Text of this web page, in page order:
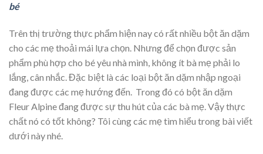
bé
Trên thị trường thực phẩm hiện nay có rất nhiều bột ăn dặm
cho các mẹ thoải mái lựa chọn. Nhưng để chọn được sản
phẩm phù hợp cho bé yêu nhà mình, không ít bà mẹ phải lo
lắng, cân nhắc. Đặc biệt là các loại bột ăn dặm nhập ngoại
đang được các mẹ hướng đến. Trong đó có bột ăn dặm
Fleur Alpine đang được sự thu hút của các bà mẹ. Vậy thực
chất nó có tốt không? Tôi cùng các mẹ tìm hiểu trong bài viết
dưới này nhé.